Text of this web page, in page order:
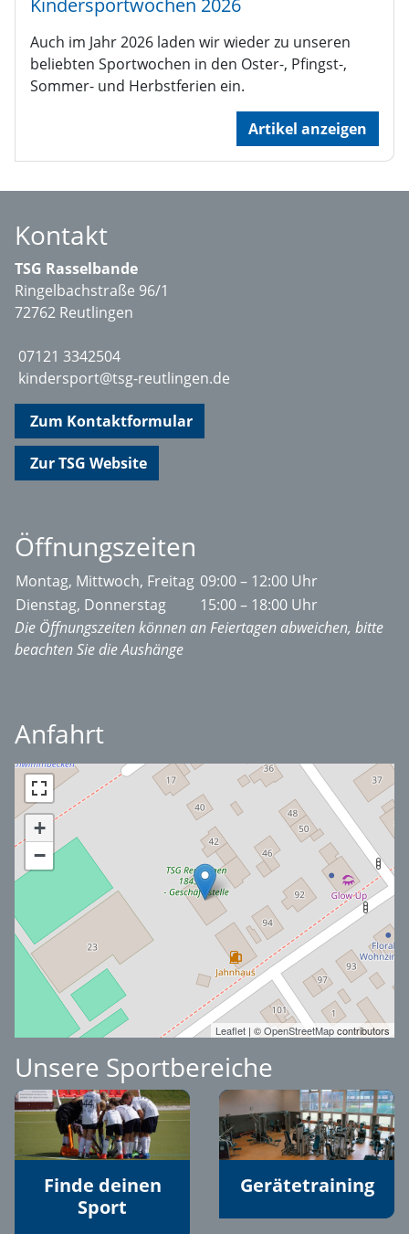
Auch im Jahr 2026 laden wir wieder zu unseren
beliebten Sportwochen in den Oster-, Pfingst-,
Sommer- und Herbstferien ein.
Artikel anzeigen
Kontakt
TSG Rasselbande
Ringelbachstraße 96/1
72762 Reutlingen
07121 3342504
kindersport@tsg-reutlingen.de
Zum Kontaktformular
Zur TSG Website
Öffnungszeiten
Montag, Mittwoch, Freitag 09:00 – 12:00 Uhr
Dienstag, Donnerstag
15:00 – 18:00 Uhr
Die Öffnungszeiten können an Feiertagen abweichen, bitte
beachten Sie die Aushänge
Anfahrt
+
−
Leaflet | ©OpenStreetMapcontributors
Unsere Sportbereiche
Finde deinen
Sport
Gerätetraining